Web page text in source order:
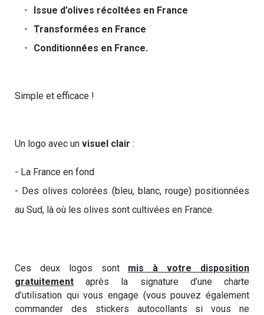
Issue d’olives récoltées en France
Transformées en France
Conditionnées en France.
Simple et efficace !
Un logo avec un visuel clair :
- La France en fond
- Des olives colorées (bleu, blanc, rouge) positionnées
au Sud, là où les olives sont cultivées en France.
Ces deux logos sont mis à votre disposition
gratuitement après la signature d’une charte
d’utilisation qui vous engage (vous pouvez également
commander des stickers autocollants si vous ne